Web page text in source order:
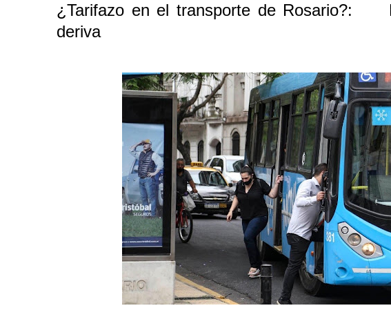
¿Tarifazo en el transporte de Rosario?:
deriva